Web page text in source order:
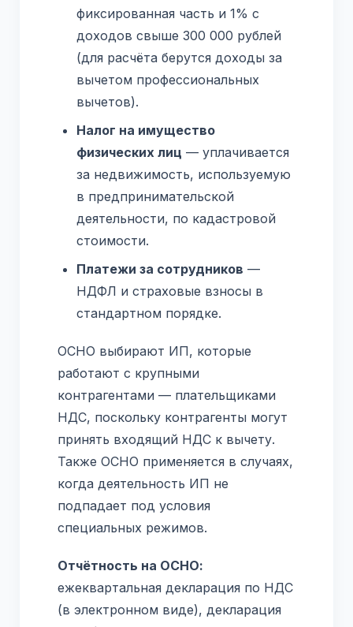
фиксированная часть и 1% с
доходов свыше 300 000 рублей
(для расчёта берутся доходы за
вычетом профессиональных
вычетов).
Налог на имущество
физических лиц — уплачивается
за недвижимость, используемую
в предпринимательской
деятельности, по кадастровой
стоимости.
Платежи за сотрудников —
НДФЛ и страховые взносы в
стандартном порядке.
ОСНО выбирают ИП, которые
работают с крупными
контрагентами — плательщиками
НДС, поскольку контрагенты могут
принять входящий НДС к вычету.
Также ОСНО применяется в случаях,
когда деятельность ИП не
подпадает под условия
специальных режимов.
Отчётность на ОСНО:
ежеквартальная декларация по НДС
(в электронном виде), декларация